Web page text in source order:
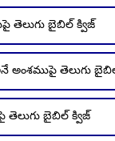
తెలుగు బైబిల్ క్విజ్
అంశముపై తెలుగు
తెలుగు బైబిల్ క్విజ్